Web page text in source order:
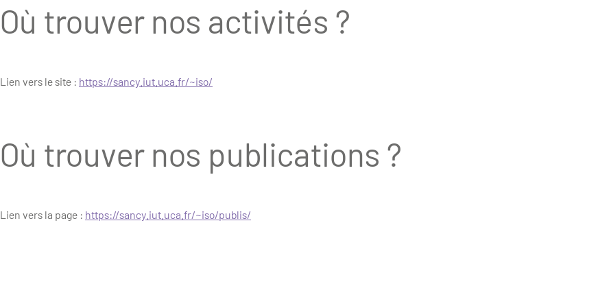
Où trouver nos activités ?
Lien vers le site : https://sancy.iut.uca.fr/~iso/
Où trouver nos publications ?
Lien vers la page : https://sancy.iut.uca.fr/~iso/publis/